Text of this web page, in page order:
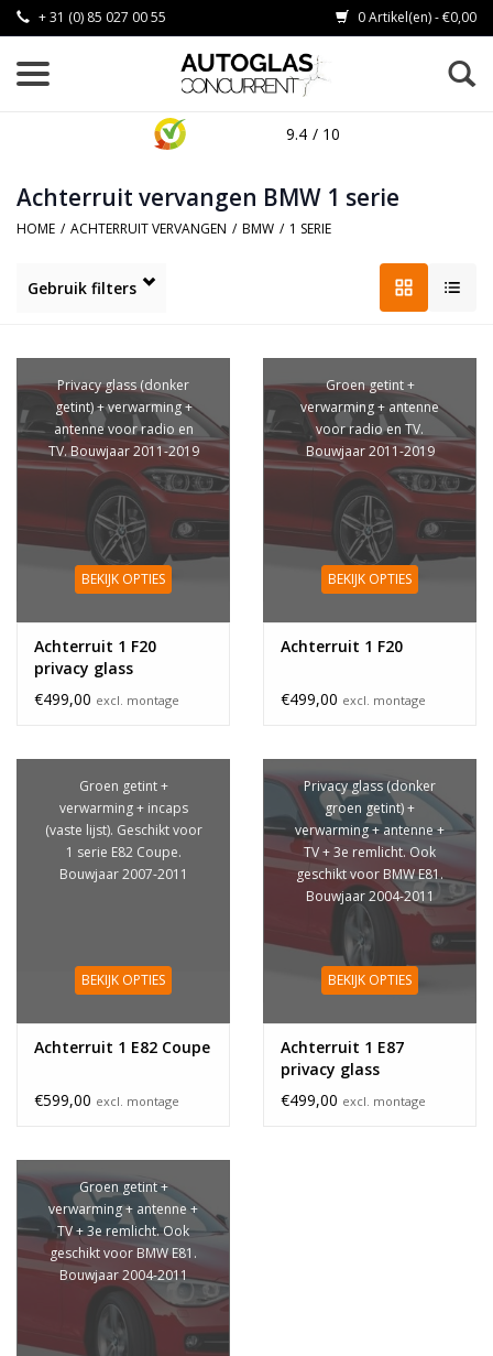
+ 31 (0) 85 027 00 55 0 Artikel(en) - €0,00
9.4 / 10
Achterruit vervangen BMW 1 serie
HOME / ACHTERRUIT VERVANGEN / BMW / 1 SERIE
Gebruik filters
Privacy glass (donker
getint) + verwarming +
antenne voor radio en
TV. Bouwjaar 2011-2019
BEKIJK OPTIES
Achterruit 1 F20
privacy glass
€499,00 excl. montage
Groen getint +
verwarming + antenne
voor radio en TV.
Bouwjaar 2011-2019
BEKIJK OPTIES
Achterruit 1 F20
€499,00 excl. montage
Groen getint +
verwarming + incaps
(vaste lijst). Geschikt voor
1 serie E82 Coupe.
Bouwjaar 2007-2011
BEKIJK OPTIES
Achterruit 1 E82 Coupe
€599,00 excl. montage
Privacy glass (donker
groen getint) +
verwarming + antenne +
TV + 3e remlicht. Ook
geschikt voor BMW E81.
Bouwjaar 2004-2011
BEKIJK OPTIES
Achterruit 1 E87
privacy glass
€499,00 excl. montage
Groen getint +
verwarming + antenne +
TV + 3e remlicht. Ook
geschikt voor BMW E81.
Bouwjaar 2004-2011